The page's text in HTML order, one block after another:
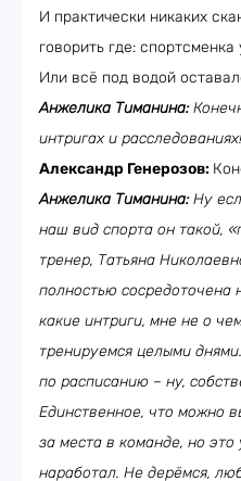
И практически никаких
говорить где:
Или всё под водой
Анжелика Тиманина:
интригах и расследованиях!
Александр Генерозов:
Анжелика Тиманина:Ну
наш вид спорта он такой,
тренер, Татьяна
полностью сосредоточена
какие интриги, мне не о
тренируемся целыми
по расписанию – ну,
Единственное, что можно
за места в команде, но
наработал. Не дерёмся,